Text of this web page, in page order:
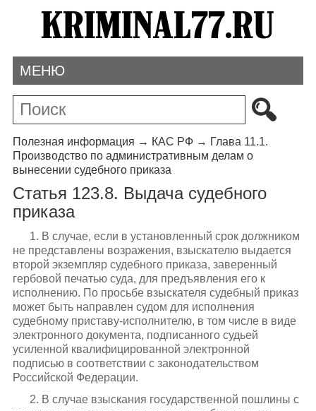
МЕНЮ
Полезная информация → КАС РФ→ Глава 11.1.
Производство по административным делам о
вынесении судебного приказа
Статья 123.8. Выдача судебного
приказа
1. В случае, если в установленный срок должником
не представлены возражения, взыскателю выдается
второй экземпляр судебного приказа, заверенный
гербовой печатью суда, для предъявления его к
исполнению. По просьбе взыскателя судебный приказ
может быть направлен судом для исполнения
судебному приставу-исполнителю, в том числе в виде
электронного документа, подписанного судьей
усиленной квалифицированной электронной
подписью в соответствии с законодательством
Российской Федерации.
2. В случае взыскания государственной пошлины с